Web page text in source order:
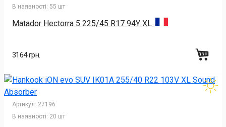
В наявності: 55 шт
Matador Hectorra 5 225/45 R17 94Y XL
3164 грн.
Артикул: 27196
В наявності: 20 шт